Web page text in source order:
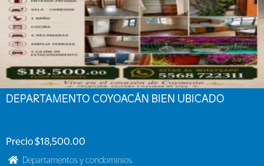
DEPARTAMENTO COYOACÁN BIEN UBICADO
Precio $18,500.00
Departamentos y condominios